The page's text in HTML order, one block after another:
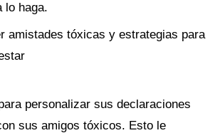
lo haga.
personalizar sus declaraciones
sus amigos tóxicos. Esto le